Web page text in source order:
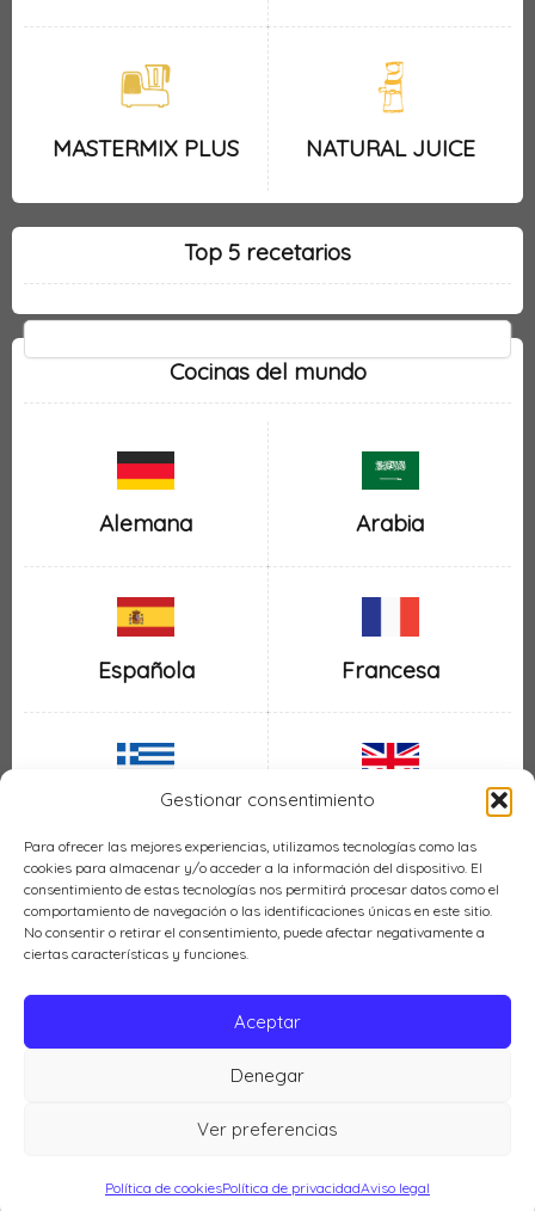
Gestionar consentimiento
Para ofrecer las mejores experiencias, utilizamos tecnologías como las
cookies para almacenar y/o acceder a la información del dispositivo. El
consentimiento de estas tecnologías nos permitirá procesar datos como el
comportamiento de navegación o las identificaciones únicas en este sitio.
No consentir o retirar el consentimiento, puede afectar negativamente a
ciertas características y funciones.
Aceptar
Denegar
Ver preferencias
Política de cookiesPolítica de privacidadAviso legal
MOSTRAR MODO LECTURA AÑADIR AL MENÚ
MASTERMIX PLUS NATURAL JUICE
Top 5 recetarios
Cocinas del mundo
Alemana Arabia
Española Francesa
Griega Inglesa
Italiana